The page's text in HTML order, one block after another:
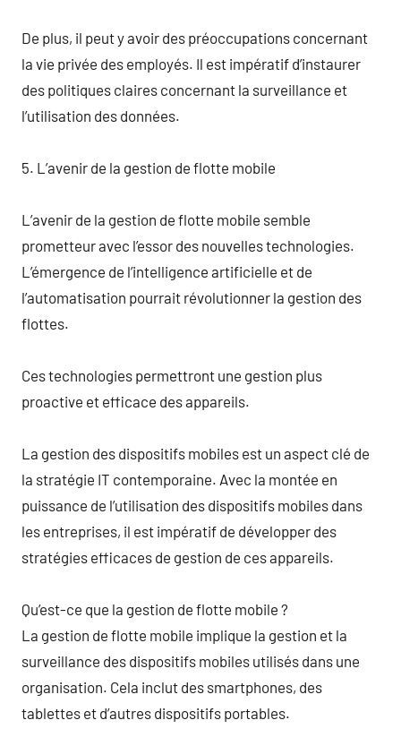
De plus, il peut y avoir des préoccupations concernant
la vie privée des employés. Il est impératif d’instaurer
des politiques claires concernant la surveillance et
l’utilisation des données.
5. L’avenir de la gestion de flotte mobile
L’avenir de la gestion de flotte mobile semble
prometteur avec l’essor des nouvelles technologies.
L’émergence de l’intelligence artificielle et de
l’automatisation pourrait révolutionner la gestion des
flottes.
Ces technologies permettront une gestion plus
proactive et efficace des appareils.
La gestion des dispositifs mobiles est un aspect clé de
la stratégie IT contemporaine. Avec la montée en
puissance de l’utilisation des dispositifs mobiles dans
les entreprises, il est impératif de développer des
stratégies efficaces de gestion de ces appareils.
Qu’est-ce que la gestion de flotte mobile ?
La gestion de flotte mobile implique la gestion et la
surveillance des dispositifs mobiles utilisés dans une
organisation. Cela inclut des smartphones, des
tablettes et d’autres dispositifs portables.